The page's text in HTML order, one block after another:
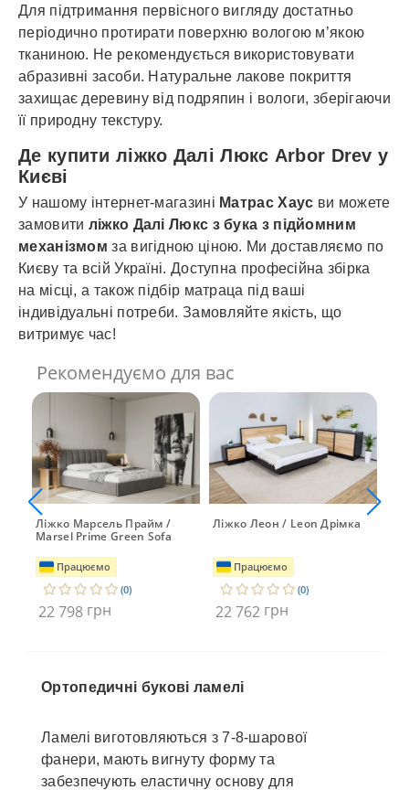
Для підтримання первісного вигляду достатньо
періодично протирати поверхню вологою м’якою
тканиною. Не рекомендується використовувати
абразивні засоби. Натуральне лакове покриття
захищає деревину від подряпин і вологи, зберігаючи
її природну текстуру.
Де купити ліжко Далі Люкс Arbor Drev у
Києві
У нашому інтернет-магазині Матрас Хаус ви можете
замовити ліжко Далі Люкс з бука з підйомним
механізмом за вигідною ціною. Ми доставляємо по
Києву та всій Україні. Доступна професійна збірка
на місці, а також підбір матраца під ваші
індивідуальні потреби. Замовляйте якість, що
витримує час!
Рекомендуємо для вас
Ліжко Марсель Прайм /
Marsel Prime Green Sofa
Працюємо
(0)
22 798 грн
Ліжко Леон / Leon Дрімка
Працюємо
(0)
22 762 грн
Ортопедичні букові ламелі
Ламелі виготовляються з 7-8-шарової
фанери, мають вигнуту форму та
забезпечують еластичну основу для